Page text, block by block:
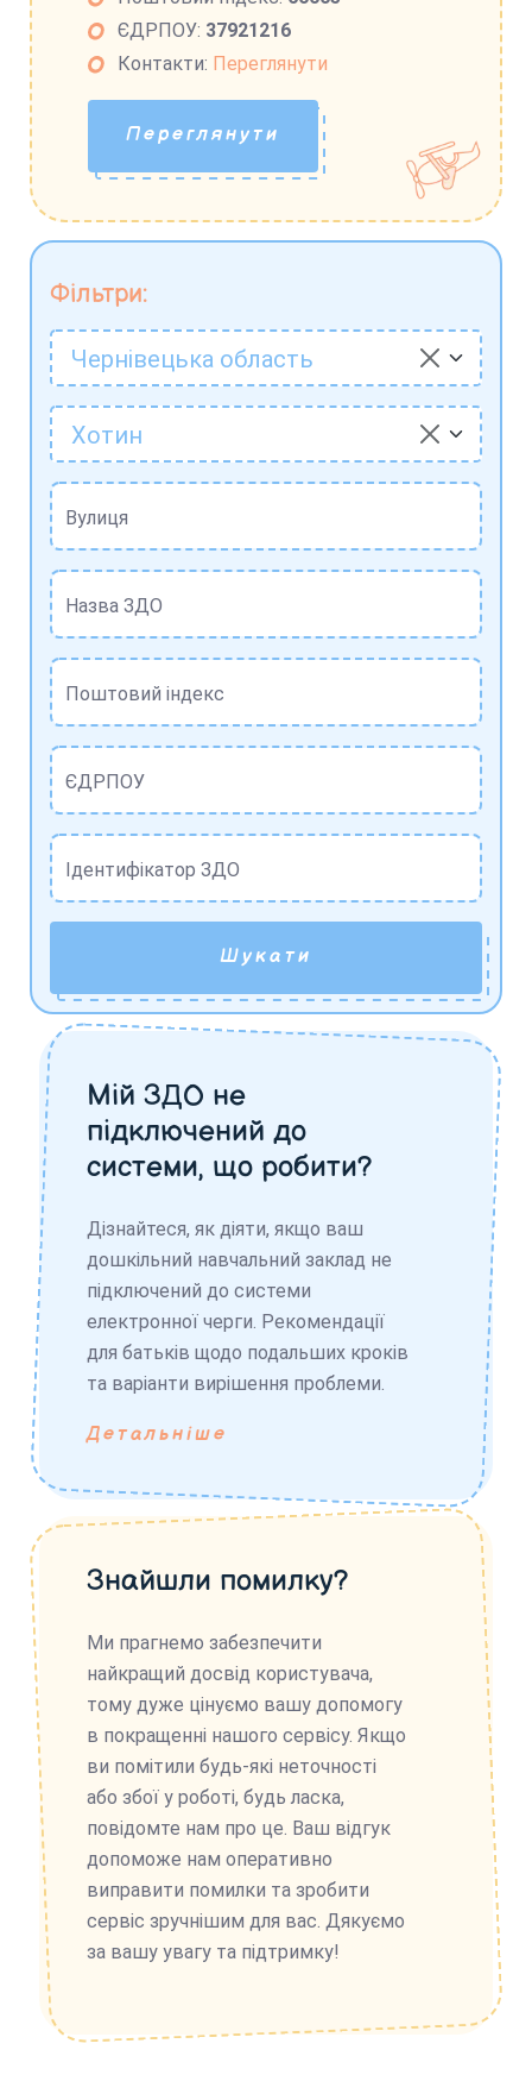
Фільтри:
Чернівецька область
Хотин
Вулиця
Назва ЗДО
Поштовий індекс
ЄДРПОУ
Ідентифікатор ЗДО
Шукати
Мій ЗДО не
підключений до
системи, що робити?
Дізнайтеся, як діяти, якщо ваш
дошкільний навчальний заклад не
підключений до системи
електронної черги. Рекомендації
для батьків щодо подальших кроків
та варіанти вирішення проблеми.
Детальніше
Знайшли помилку?
Ми прагнемо забезпечити
найкращий досвід користувача,
тому дуже цінуємо вашу допомогу
в покращенні нашого сервісу. Якщо
ви помітили будь-які неточності
або збої у роботі, будь ласка,
повідомте нам про це. Ваш відгук
допоможе нам оперативно
виправити помилки та зробити
сервіс зручнішим для вас. Дякуємо
за вашу увагу та підтримку!
ЄДРПОУ: 37921216
Контакти: Переглянути
Переглянути